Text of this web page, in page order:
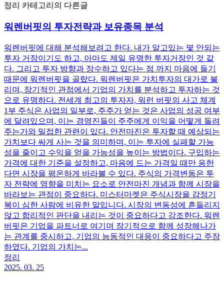
정리 카테고리의 다른글
워렌버핏의 투자전략과 보유종목 분석
워렌버핏에 대해 분석해보려고 한다. 내가 알고있는 몇 안되는
투자 거장이기도 하고, 아마도 제일 유명한 투자거장인 것 같
다. 그리고 투자 방향과 장수하고 있다는 점 까지 마음에 들기
때문에 워렌버핏을 골랐다. 워렌버핏은 가치투자의 대가로 불
리며, 장기적인 관점에서 기업의 가치를 분석하고 투자하는 것
으로 유명하다. 전세계 최고의 투자자, 워런 버핏의 사고 체계
1부 주식은 사업의 일부로, 주주가 얻는 것은 사업의 성공 여부
에 달려있으며, 이는 경영진들이 주주에게 이익을 어떻게 돌려
주는가와 밀접한 관련이 있다. 안전마진은 투자할 때 예상되는
가치보다 싸게 사는 것을 의미하며, 이는 투자에 실패할 가능
성을 줄이고 수익을 얻을 가능성을 높이는 방법이다. 구입하는
가격에 대한 기준을 설정하고, 마음에 드는 가격일 때만 응한
다면 시장을 평온하게 바라볼 수 있다. 주식의 가격변동은 투
자 전략에 영향을 미치는 요소로 안전마진 개념과 함께 시장을
바라보는 관점이 중요하다. 미스터마켓은 주식시장을 감정기
복이 심한 사람에 비유한 말입니다. 시장의 변동성에 흔들리지
않고 합리적인 판단을 내리는 것이 중요하다고 강조한다. 워렌
버핏은 기업을 파트너로 여기며 장기적으로 함께 성장해나가
는 관계를 중시하고, 기업의 능동적인 대응이 중요하다고 주장
하였다. 기업의 가치는...
정리
2025. 03. 25